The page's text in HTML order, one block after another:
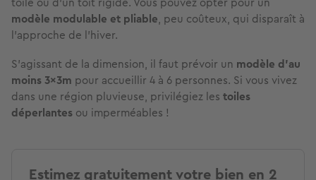
modèle modulable et pliable, peu coûteux, qui disparaît à
l’approche de l’hiver.
S’agissant de la dimension, il faut prévoir un modèle d’au
moins 3x3m pour accueillir 4 à 6 personnes. Si vous vivez
dans une région pluvieuse, privilégiez les toiles
déperlantes ou imperméables !
Estimez gratuitement votre bien en 2